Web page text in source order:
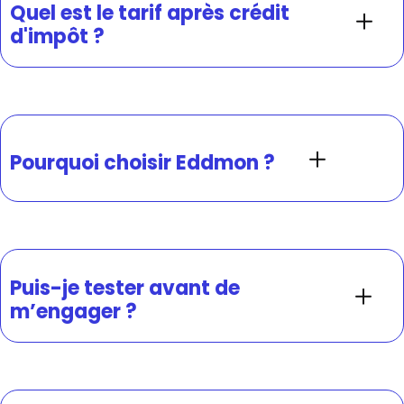
Quel est le tarif après crédit
d'impôt ?
Pourquoi choisir Eddmon ?
Puis-je tester avant de
m’engager ?